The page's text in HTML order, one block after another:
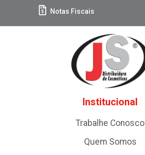
Notas Fiscais
Institucional
Trabalhe Conosco
Quem Somos